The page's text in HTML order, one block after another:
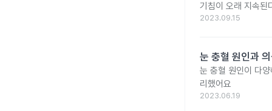
기침이 오래 지속된
2023.09.15
눈 충혈 원인과
눈 충혈 원인이 다
리했어요
2023.06.19